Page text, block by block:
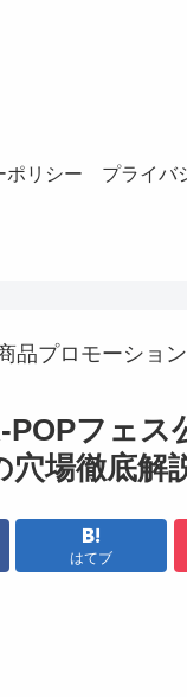
ポリシー プライバ
品プロモーショ
POPフェ
場徹底解
はてブ